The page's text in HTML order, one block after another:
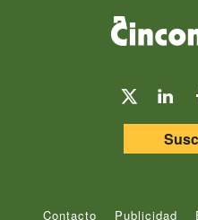
Contacto Publicidad